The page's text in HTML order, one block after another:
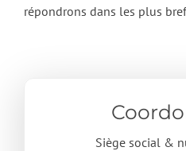
répondrons dans les plus
Siège social &